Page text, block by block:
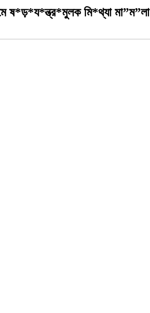
ষ*ড়*য*ন্ত্র*মুলক মি*থ্যা মা”ম”লা